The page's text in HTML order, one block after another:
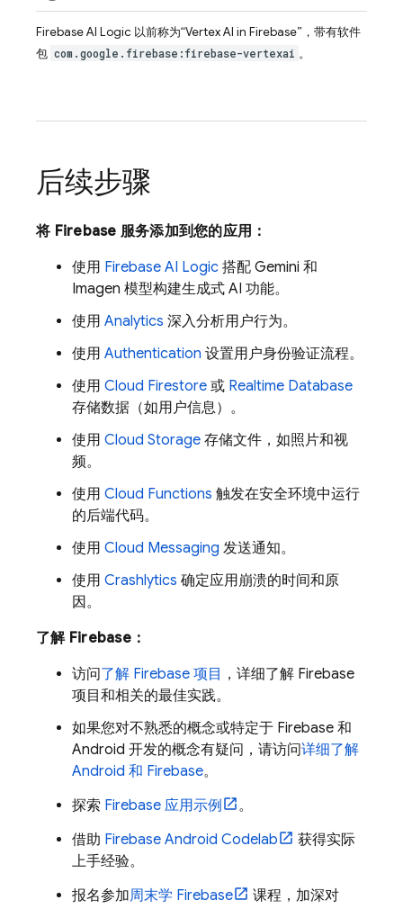
Firebase AI Logic 以前称为“Vertex AI in Firebase”，带有软件
包 com.google.firebase:firebase-vertexai 。
后续步骤
将 Firebase 服务添加到您的应用：
使用 Firebase AI Logic 搭配 Gemini 和
Imagen 模型构建生成式 AI 功能。
使用 Analytics 深入分析用户行为。
使用 Authentication 设置用户身份验证流程。
使用 Cloud Firestore 或 Realtime Database
存储数据（如用户信息）。
使用 Cloud Storage 存储文件，如照片和视
频。
使用 Cloud Functions 触发在安全环境中运行
的后端代码。
使用 Cloud Messaging 发送通知。
使用 Crashlytics 确定应用崩溃的时间和原
因。
了解 Firebase：
访问了解 Firebase 项目 ，详细了解 Firebase
项目和相关的最佳实践。
如果您对不熟悉的概念或特定于 Firebase 和
Android 开发的概念有疑问，请访问详细了解
Android 和 Firebase。
探索 Firebase 应用示例
。
借助 Firebase Android Codelab
获得实际
上手经验。
报名参加周末学 Firebase
课程，加深对